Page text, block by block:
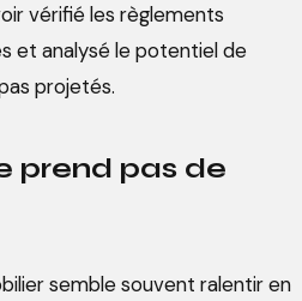
vérifié les règlements
et analysé le potentiel de
projetés.
prend pas de
semble souvent ralentir en